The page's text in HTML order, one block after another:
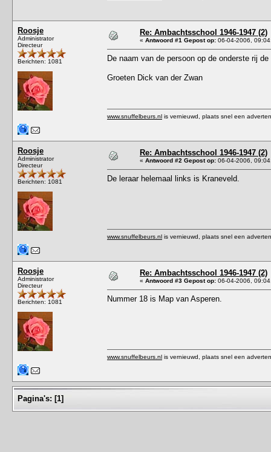
Roosje
Administrator
Directeur
Berichten: 1081
Re: Ambachtsschool 1946-1947 (2)
« Antwoord #1 Gepost op: 06-04-2006,
De naam van de persoon op de onderste rij
Groeten Dick van der Zwan
www.snuffelbeurs.nl is vernieuwd, plaats snel een
Roosje
Administrator
Directeur
Berichten: 1081
Re: Ambachtsschool 1946-1947 (2)
« Antwoord #2 Gepost op: 06-04-2006,
De leraar helemaal links is Kraneveld.
www.snuffelbeurs.nl is vernieuwd, plaats snel een
Roosje
Administrator
Directeur
Berichten: 1081
Re: Ambachtsschool 1946-1947 (2)
« Antwoord #3 Gepost op: 06-04-2006,
Nummer 18 is Map van Asperen.
www.snuffelbeurs.nl is vernieuwd, plaats snel een
Pagina's: [1]